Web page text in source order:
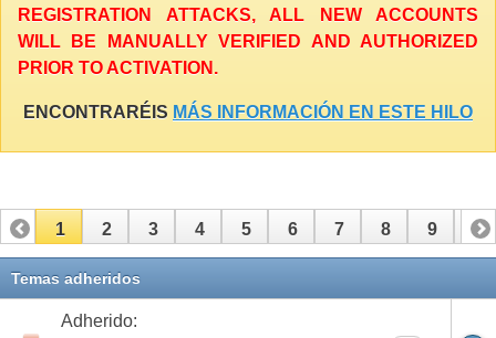
REGISTRATION ATTACKS, ALL NEW ACCOUNTS
WILL BE MANUALLY VERIFIED AND AUTHORIZED
PRIOR TO ACTIVATION.
ENCONTRARÉIS MÁS INFORMACIÓN EN ESTE HILO
1 2 3 4 5 6 7 8 9 10
11 12
Temas adheridos
Adherido: